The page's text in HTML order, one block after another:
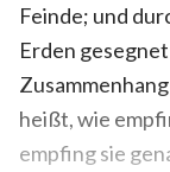
Feinde; und
Erden
heißt, wie
empfing sie